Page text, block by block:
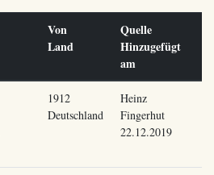
Von
Land
Quelle
Hinzugefügt
am
1912
Deutschland
Heinz
Fingerhut
22.12.2019